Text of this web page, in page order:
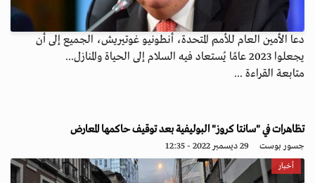
دعا الأمين العام للأمم المتحدة، أنطونيو غوتيريش، الجميع إلى أن
يجعلوا 2023 عامًا يُستعاد فيه السلام إلى الحياة والمنازل...
متابعة القراءة ...
تظاهرات في "سانتا كروز" البوليفية بعد توقيف حاكمها المعارض
جسور بوست 29 ديسمبر 2022 - 12:35
أخبار